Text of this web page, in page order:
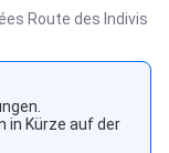
Route des Indivis
in Kürze auf der